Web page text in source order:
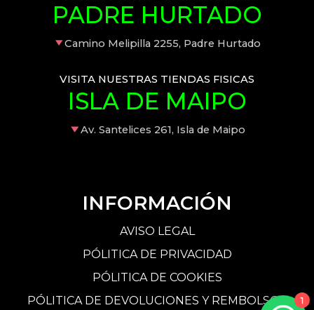
PADRE HURTADO
Camino Melipilla 2255, Padre Hurtado
VISITA NUESTRAS TIENDAS FISICAS
ISLA DE MAIPO
Av. Santelices 261, Isla de Maipo
INFORMACIÓN
AVISO LEGAL
PÓLITICA DE PRIVACIDAD
PÓLITICA DE COOKIES
PÓLITICA DE DEVOLUCIONES Y REMBOLSOS
1